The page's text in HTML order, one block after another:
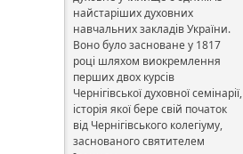
найстаріших духовних
навчальних закладів України.
Воно було засноване у 1817
році шляхом виокремлення
перших двох курсів
Чернігівської духовної семінарії,
історія якої бере свій початок
від Чернігівського колегіуму,
заснованого святителем